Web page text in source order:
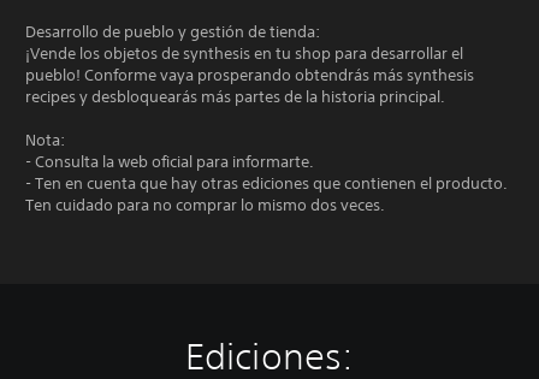
Desarrollo de pueblo y gestión de tienda:
¡Vende los objetos de synthesis en tu shop para desarrollar el
pueblo! Conforme vaya prosperando obtendrás más synthesis
recipes y desbloquearás más partes de la historia principal.
Nota:
- Consulta la web oficial para informarte.
- Ten en cuenta que hay otras ediciones que contienen el producto.
Ten cuidado para no comprar lo mismo dos veces.
Ediciones: